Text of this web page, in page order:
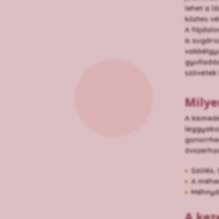
lehet a
köztes
A
is
A
A